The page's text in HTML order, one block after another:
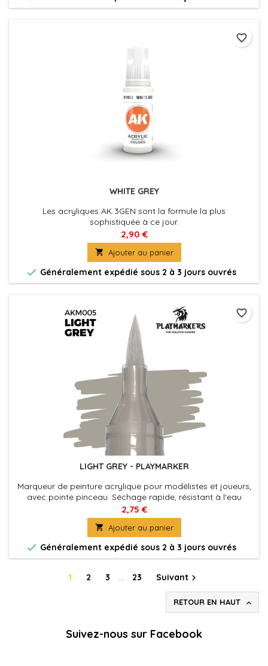
WHITE GREY
Les acryliques AK 3GEN sont la formule la plus
sophistiquée à ce jour.
Excellente couvrance , adhérence optimale et absence de
colmatage à l'aérographe . La peinture du futur pour tous
les maquettistes et artistes. Utilisez le diluant spécifique
pour une application à l'aérographe optimale et pour
préserver les propriétés de la peinture.
2,90 €
 Ajouter au panier
 Généralement expédié sous 2 à 3 jours ouvrés
favorite_border
LIGHT GREY - PLAYMARKER
Marqueur de peinture acrylique pour modélistes et joueurs,
avec pointe pinceau. Séchage rapide, résistant à l'eau
2,75 €
 Ajouter au panier
 Généralement expédié sous 2 à 3 jours ouvrés
favorite_border
1 2 3 … 23 Suivant 
RETOUR EN HAUT 
Suivez-nous sur Facebook